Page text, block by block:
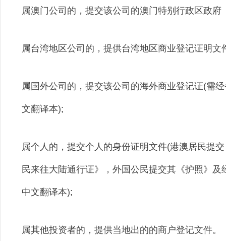
属澳门公司的，提交该公司的澳门特别行政区政府
属台湾地区公司的，提供台湾地区商业登记证明文
属国外公司的，提交该公司的海外商业登记证(需
文翻译本);
属个人的，提交个人的身份证明文件(港澳居民提
民来往大陆通行证》，外国公民提交其《护照》
中文翻译本);
属其他投资者的，提供当地出的的商户登记文件。